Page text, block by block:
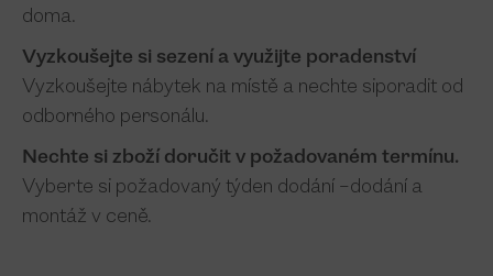
doma.
Vyzkoušejte si sezení a využijte poradenství
Vyzkoušejte nábytek na místě a nechte siporadit od
odborného personálu.
Nechte si zboží doručit v požadovaném termínu.
Vyberte si požadovaný týden dodání –dodání a
montáž v ceně.